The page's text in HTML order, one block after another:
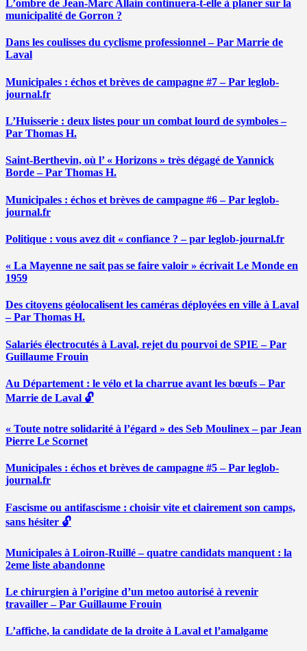
L’ombre de Jean-Marc Allain continuera-t-elle à planer sur la
municipalité de Gorron ?
Dans les coulisses du cyclisme professionnel – Par Marrie de
Laval
Municipales : échos et brèves de campagne #7 – Par leglob-
journal.fr
L’Huisserie : deux listes pour un combat lourd de symboles –
Par Thomas H.
Saint-Berthevin, où l’ « Horizons » très dégagé de Yannick
Borde – Par Thomas H.
Municipales : échos et brèves de campagne #6 – Par leglob-
journal.fr
Politique : vous avez dit « confiance ? – par leglob-journal.fr
« La Mayenne ne sait pas se faire valoir » écrivait Le Monde en
1959
Des citoyens géolocalisent les caméras déployées en ville à Laval
– Par Thomas H.
Salariés électrocutés à Laval, rejet du pourvoi de SPIE – Par
Guillaume Frouin
Au Département : le vélo et la charrue avant les bœufs – Par
Marrie de Laval 🔓
« Toute notre solidarité à l’égard » des Seb Moulinex – par Jean
Pierre Le Scornet
Municipales : échos et brèves de campagne #5 – Par leglob-
journal.fr
Fascisme ou antifascisme : choisir vite et clairement son camps,
sans hésiter 🔓
Municipales à Loiron-Ruillé – quatre candidats manquent : la
2eme liste abandonne
Le chirurgien à l’origine d’un metoo autorisé à revenir
travailler – Par Guillaume Frouin
L’affiche, la candidate de la droite à Laval et l’amalgame